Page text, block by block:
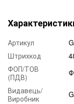
Артикул
Штрихкод
ФОП/ТОВ
(ПДВ)
Видавець/
Виробник